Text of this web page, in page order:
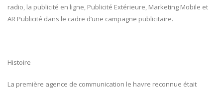
radio, la publicité en ligne, Publicité Extérieure, Marketing Mobile et
AR Publicité dans le cadre d’une campagne publicitaire.
Histoire
La première agence de communication le havre reconnue était